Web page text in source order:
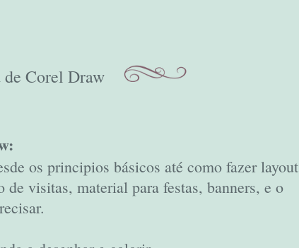
Corel Draw
os principios básicos até como fazer layout
de visitas, material para festas, banners, e o